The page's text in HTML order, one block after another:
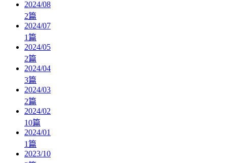
2024/08
2篇
2024/07
1篇
2024/05
2篇
2024/04
3篇
2024/03
2篇
2024/02
10篇
2024/01
1篇
2023/10